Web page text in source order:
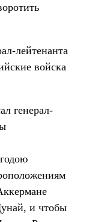
лейтенанта
войска
генерал-
и чтобы